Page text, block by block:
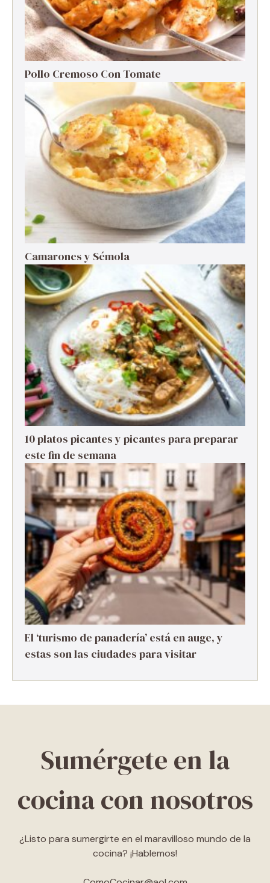
Pollo Cremoso Con Tomate
Camarones y Sémola
10 platos picantes y picantes para preparar
este fin de semana
El ‘turismo de panadería’ está en auge, y
estas son las ciudades para visitar
Sumérgete en la
cocina con nosotros
¿Listo para sumergirte en el maravilloso mundo de la
cocina? ¡Hablemos!